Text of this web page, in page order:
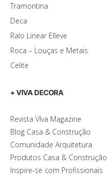
Tramontina
Deca
Ralo Linear Elleve
Roca – Louças e Metais
Celite
+ VIVA DECORA
Revista VIva Magazine
Blog Casa & Construção
Comunidade Arquitetura
Produtos Casa & Construção
Inspire-se com Profissionais